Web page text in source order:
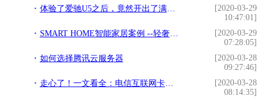
体验了爱驰U5之后，竟然开出了满满的幸福感
[2020-03-29
10:47:01]
SMART HOME智能家居案例 --轻奢、智慧家居先行者
[2020-03-29
07:28:05]
如何选择腾讯云服务器
[2020-03-28
09:27:46]
走心了！一文看全：电信互联网卡套餐整合版
[2020-03-28
08:14:35]